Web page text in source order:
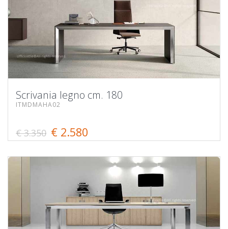
Scrivania legno cm. 180
ITMDMAHA02
€ 3.350 € 2.580